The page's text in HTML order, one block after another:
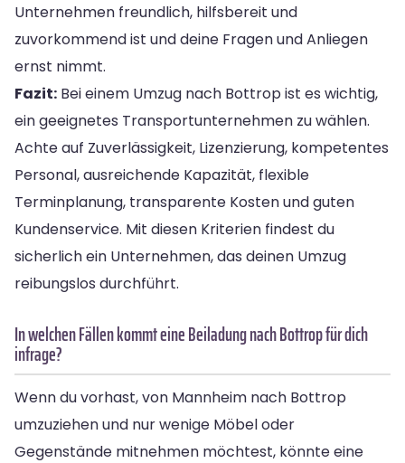
Unternehmen freundlich, hilfsbereit und
zuvorkommend ist und deine Fragen und Anliegen
ernst nimmt.
Fazit: Bei einem Umzug nach Bottrop ist es wichtig,
ein geeignetes Transportunternehmen zu wählen.
Achte auf Zuverlässigkeit, Lizenzierung, kompetentes
Personal, ausreichende Kapazität, flexible
Terminplanung, transparente Kosten und guten
Kundenservice. Mit diesen Kriterien findest du
sicherlich ein Unternehmen, das deinen Umzug
reibungslos durchführt.
In welchen Fällen kommt eine Beiladung nach Bottrop für dich
infrage?
Wenn du vorhast, von Mannheim nach Bottrop
umzuziehen und nur wenige Möbel oder
Gegenstände mitnehmen möchtest, könnte eine